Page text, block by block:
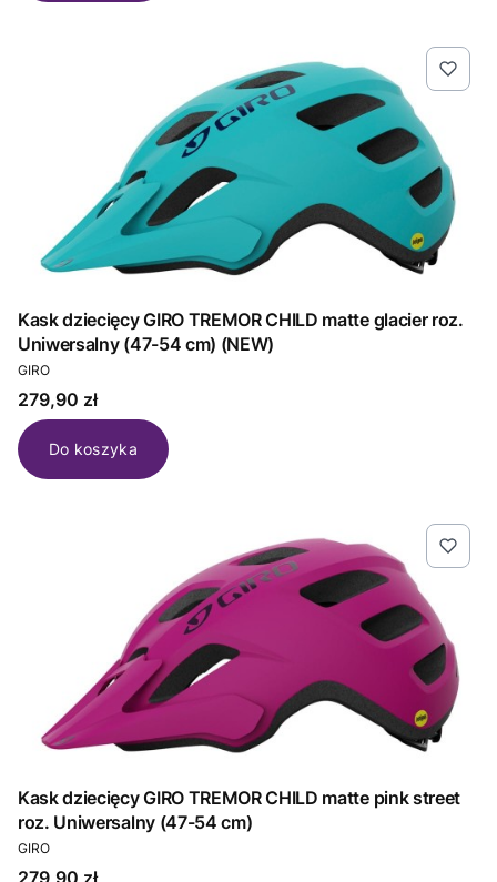
Kask dziecięcy GIRO TREMOR CHILD matte glacier roz.
Uniwersalny (47-54 cm) (NEW)
PRODUCENT
GIRO
Cena
279,90 zł
Do koszyka
Kask dziecięcy GIRO TREMOR CHILD matte pink street
roz. Uniwersalny (47-54 cm)
PRODUCENT
GIRO
Cena